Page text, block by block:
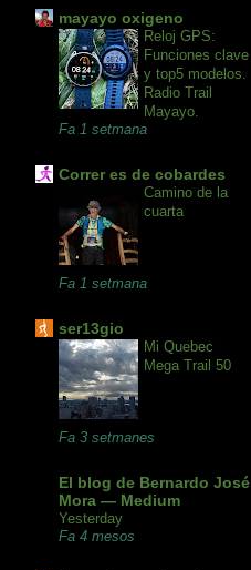
mayayo oxigeno
Reloj GPS:
Funciones clave
y top5 modelos.
Radio Trail
Mayayo.
Fa 1 setmana
Correr es de cobardes
Camino de la
cuarta
Fa 1 setmana
ser13gio
Mi Quebec
Mega Trail 50
Fa 3 setmanes
El blog de Bernardo José
Mora — Medium
Yesterday
Fa 4 mesos